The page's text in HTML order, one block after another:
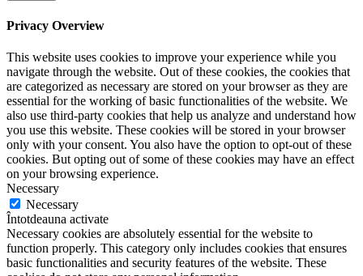
Privacy Overview
This website uses cookies to improve your experience while you
navigate through the website. Out of these cookies, the cookies that
are categorized as necessary are stored on your browser as they are
essential for the working of basic functionalities of the website. We
also use third-party cookies that help us analyze and understand how
you use this website. These cookies will be stored in your browser
only with your consent. You also have the option to opt-out of these
cookies. But opting out of some of these cookies may have an effect
on your browsing experience.
Necessary
Necessary
Întotdeauna activate
Necessary cookies are absolutely essential for the website to
function properly. This category only includes cookies that ensures
basic functionalities and security features of the website. These